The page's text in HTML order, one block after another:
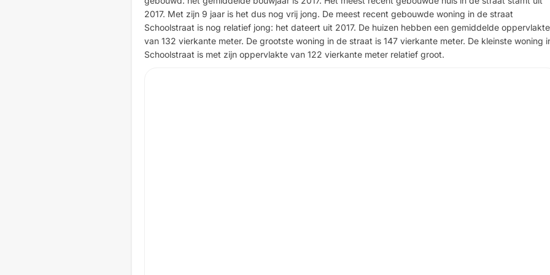
2017. Met zijn 9 jaar is het dus nog vrij jong. De meest recent gebouwde woning in de straat
Schoolstraat is nog relatief jong: het dateert uit 2017. De huizen hebben een gemiddelde oppervlakte
van 132 vierkante meter. De grootste woning in de straat is 147 vierkante meter. De kleinste woning
Schoolstraat is met zijn oppervlakte van 122 vierkante meter relatief groot.